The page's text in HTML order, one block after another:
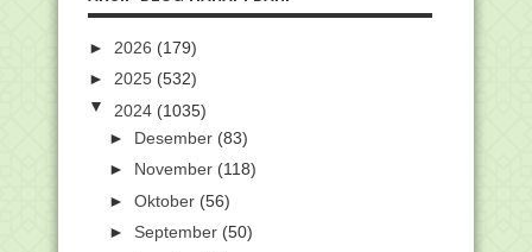
► 2026 (179)
► 2025 (532)
▼ 2024 (1035)
► Desember (83)
► November (118)
► Oktober (56)
► September (50)